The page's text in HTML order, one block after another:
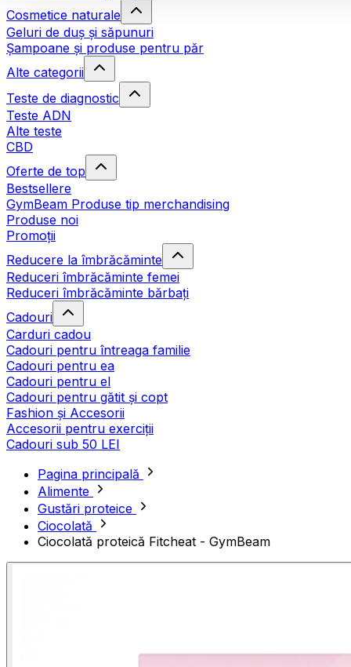
Cosmetice naturale
Geluri de duș și săpunuri
Șampoane și produse pentru păr
Alte categorii
Teste de diagnostic
Teste ADN
Alte teste
CBD
Oferte de top
Bestsellere
GymBeam Produse tip merchandising
Produse noi
Promoții
Reducere la îmbrăcăminte
Reduceri îmbrăcăminte femei
Reduceri îmbrăcăminte bărbați
Cadouri
Carduri cadou
Cadouri pentru întreaga familie
Cadouri pentru ea
Cadouri pentru el
Cadouri pentru gătit și copt
Fashion și Accesorii
Accesorii pentru exerciții
Cadouri sub 50 LEI
Pagina principală
Alimente
Gustări proteice
Ciocolată
Ciocolată proteică Fitcheat - GymBeam